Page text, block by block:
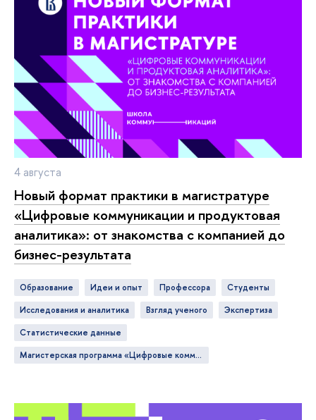
4 августа
Новый формат практики в магистратуре
«Цифровые коммуникации и продуктовая
аналитика»: от знакомства с компанией до
бизнес-результата
Образование идеи и опыт профессора
студенты
исследования и аналитика
взгляд ученого
экспертиза
статистические данные
Магистерская программа «Цифровые коммуникации и продуктовая аналитика»